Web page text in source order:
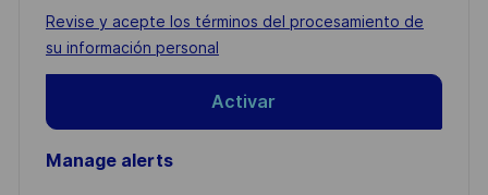
address
(Required)
Required
Revise y acepte los términos del procesamiento de
su información personal
Activar
Manage alerts